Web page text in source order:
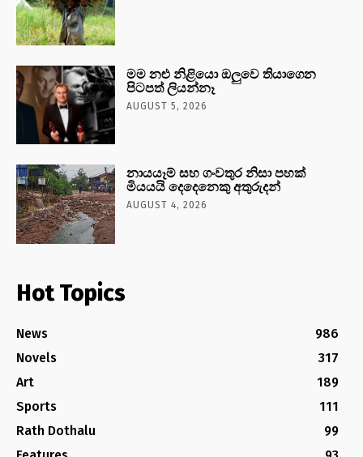
මම නළු නිළියො ඔලුවෙ තියාගෙන
පිටපත් ලියන්නෑ
AUGUST 5, 2026
නායයෑම් සහ ගංවතුර නිසා පහක්
මියයයි දෙදෙනෙකු අතුරුදන්
AUGUST 4, 2026
Hot Topics
News
986
Novels
317
Art
189
Sports
111
Rath Dothalu
99